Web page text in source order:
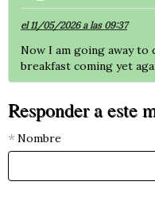
el 11/05/2026 a las 09:37
Now I am going away to
breakfast coming yet
Responder a este
Nombre